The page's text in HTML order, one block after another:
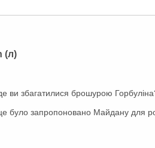
(л)
ви збагатилися брошурою
було запропоновано Майдану для